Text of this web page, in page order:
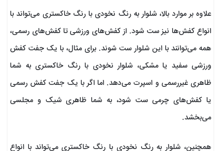
علاوه بر موارد بالا، شلوار به رنگ نخودی با رنگ خاکستری می‌تواند با
انواع کفش‌ها نیز ست شود. از کفش‌های ورزشی تا کفش‌های رسمی،
همه می‌توانند با این شلوار ست شوند. برای مثال، با یک جفت کفش
ورزشی سفید یا مشکی، شلوار نخودی با رنگ خاکستری به شما
ظاهری غیررسمی و اسپرت می‌دهد. اما اگر با یک جفت کفش رسمی
یا کفش‌های چرمی ست شود، به شما ظاهری شیک و مجلسی
می‌بخشد.
همچنین، شلوار به رنگ نخودی با رنگ خاکستری می‌تواند با انواع